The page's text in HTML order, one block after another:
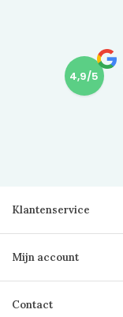
4,9/5
Klantenservice
Mijn account
Contact